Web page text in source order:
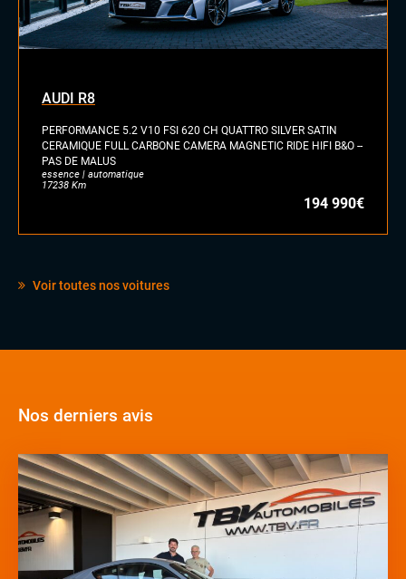
AUDI R8
PERFORMANCE 5.2 V10 FSI 620 CH QUATTRO SILVER SATIN
CERAMIQUE FULL CARBONE CAMERA MAGNETIC RIDE HIFI B&O --
PAS DE MALUS
essence | automatique
17238 Km
194 990€
Voir toutes nos voitures
Nos derniers avis